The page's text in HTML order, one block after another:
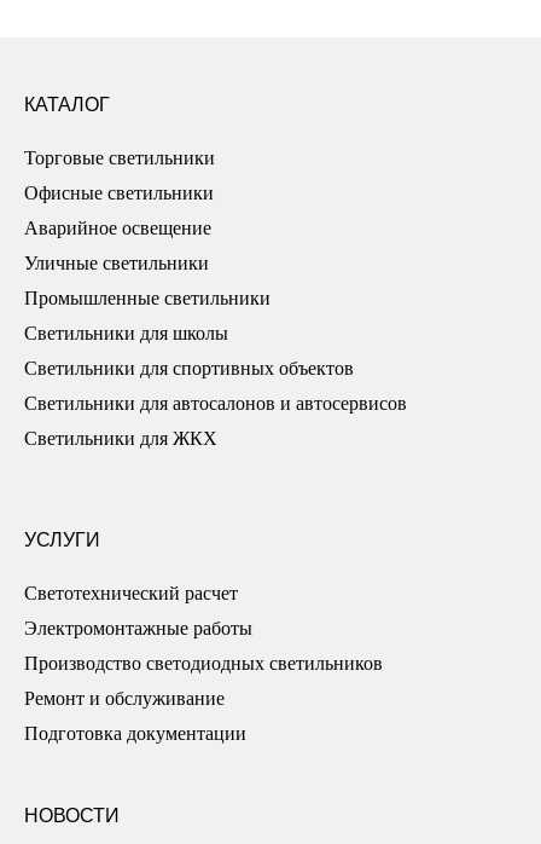
КАТАЛОГ
Торговые светильники
Офисные светильники
Аварийное освещение
Уличные светильники
Промышленные светильники
Светильники для школы
Светильники для спортивных объектов
Светильники для автосалонов и автосервисов
Светильники для ЖКХ
УСЛУГИ
Светотехнический расчет
Электромонтажные работы
Производство светодиодных светильников
Ремонт и обслуживание
Подготовка документации
НОВОСТИ